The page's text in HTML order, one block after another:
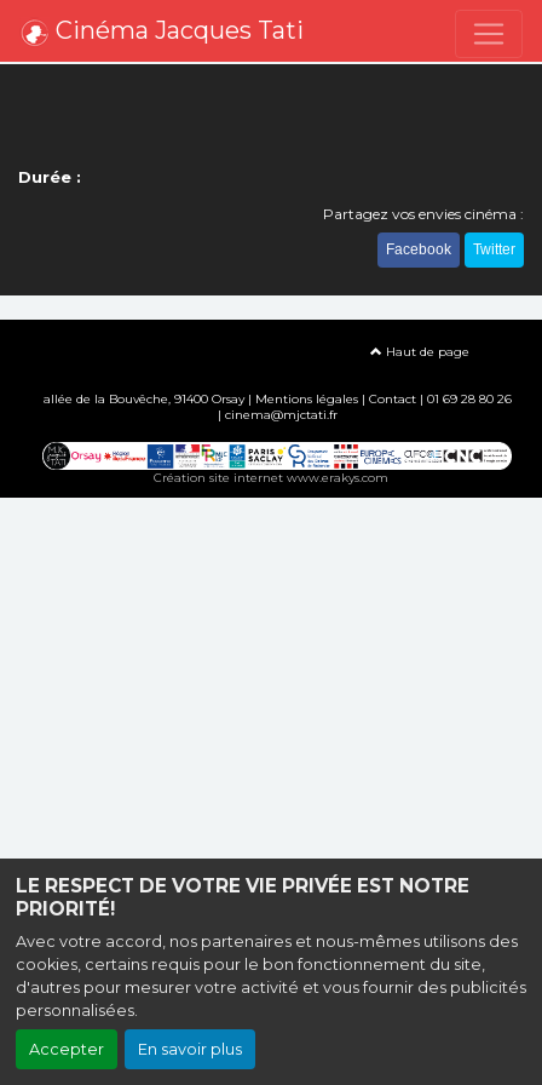
LE RESPECT DE VOTRE VIE PRIVÉE EST NOTRE
PRIORITÉ!
Avec votre accord, nos partenaires et nous-mêmes utilisons des
cookies, certains requis pour le bon fonctionnement du site,
d'autres pour mesurer votre activité et vous fournir des publicités
personnalisées.
Accepter En savoir plus
Cinéma Jacques Tati
Durée :
Partagez vos envies cinéma :
Facebook Twitter
Haut de page
allée de la Bouvêche, 91400 Orsay | Mentions légales| Contact| 01 69 28 80 26
| cinema@mjctati.fr
Création site internet www.erakys.com